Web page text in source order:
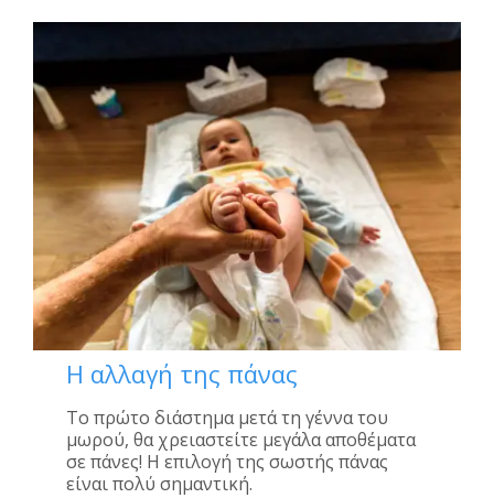
Η αλλαγή της πάνας
Το πρώτο διάστημα μετά τη γέννα του
μωρού, θα χρειαστείτε μεγάλα αποθέματα
σε πάνες! Η επιλογή της σωστής πάνας
είναι πολύ σημαντική.